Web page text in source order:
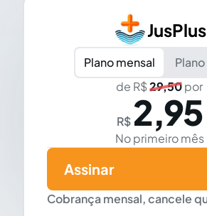
JusPlus
Plano mensal
de R$29,50por
R$ 2,95
No primeiro mês
Cobrança mensal, cancele
Assinar